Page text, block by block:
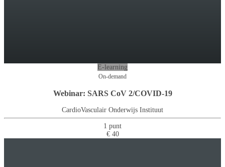
E-learning
On-demand
Webinar: SARS CoV 2/COVID-19
CardioVasculair Onderwijs Instituut
1 punt
€ 40